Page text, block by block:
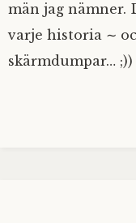
män jag nämner.
varje historia ∼
skärmdumpar… ;))